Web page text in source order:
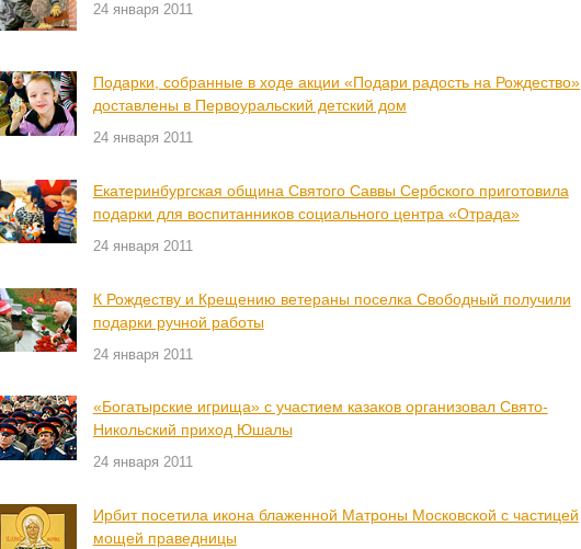
24 января 2011
Подарки, собранные в ходе акции «Подари радость на Рождество»,
доставлены в Первоуральский детский дом
24 января 2011
Екатеринбургская община Святого Саввы Сербского приготовила
подарки для воспитанников социального центра «Отрада»
24 января 2011
К Рождеству и Крещению ветераны поселка Свободный получили
подарки ручной работы
24 января 2011
«Богатырские игрища» с участием казаков организовал Свято-
Никольский приход Юшалы
24 января 2011
Ирбит посетила икона блаженной Матроны Московской с частицей
мощей праведницы